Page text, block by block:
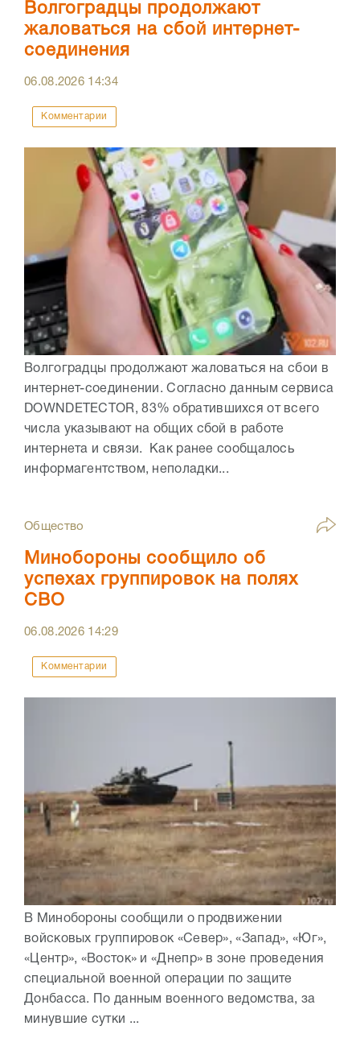
Волгоградцы продолжают
жаловаться на сбой интернет-
соединения
06.08.2026 14:34
Комментарии
Волгоградцы продолжают жаловаться на сбои в
интернет-соединении. Согласно данным сервиса
DOWNDETECTOR, 83% обратившихся от всего
числа указывают на общих сбой в работе
интернета и связи. Как ранее сообщалось
информагентством, неполадки...
Общество
Минобороны сообщило об
успехах группировок на полях
СВО
06.08.2026 14:29
Комментарии
В Минобороны сообщили о продвижении
войсковых группировок «Север», «Запад», «Юг»,
«Центр», «Восток» и «Днепр» в зоне проведения
специальной военной операции по защите
Донбасса. По данным военного ведомства, за
минувшие сутки ...